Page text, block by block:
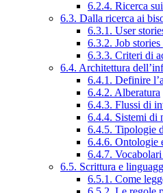
6.2.4. Ricerca
6.3. Dalla ricerca ai
6.3.1. User
6.3.2. Job
6.3.3. Criteri di
6.4. Architettura
6.4.1. Definire
6.4.2. Alberatura
6.4.3. Flussi di
6.4.4. Sistemi di
6.4.5. Tipologie
6.4.6. Ontologie
6.4.7.
6.5. Scrittura e
6.5.1. Come